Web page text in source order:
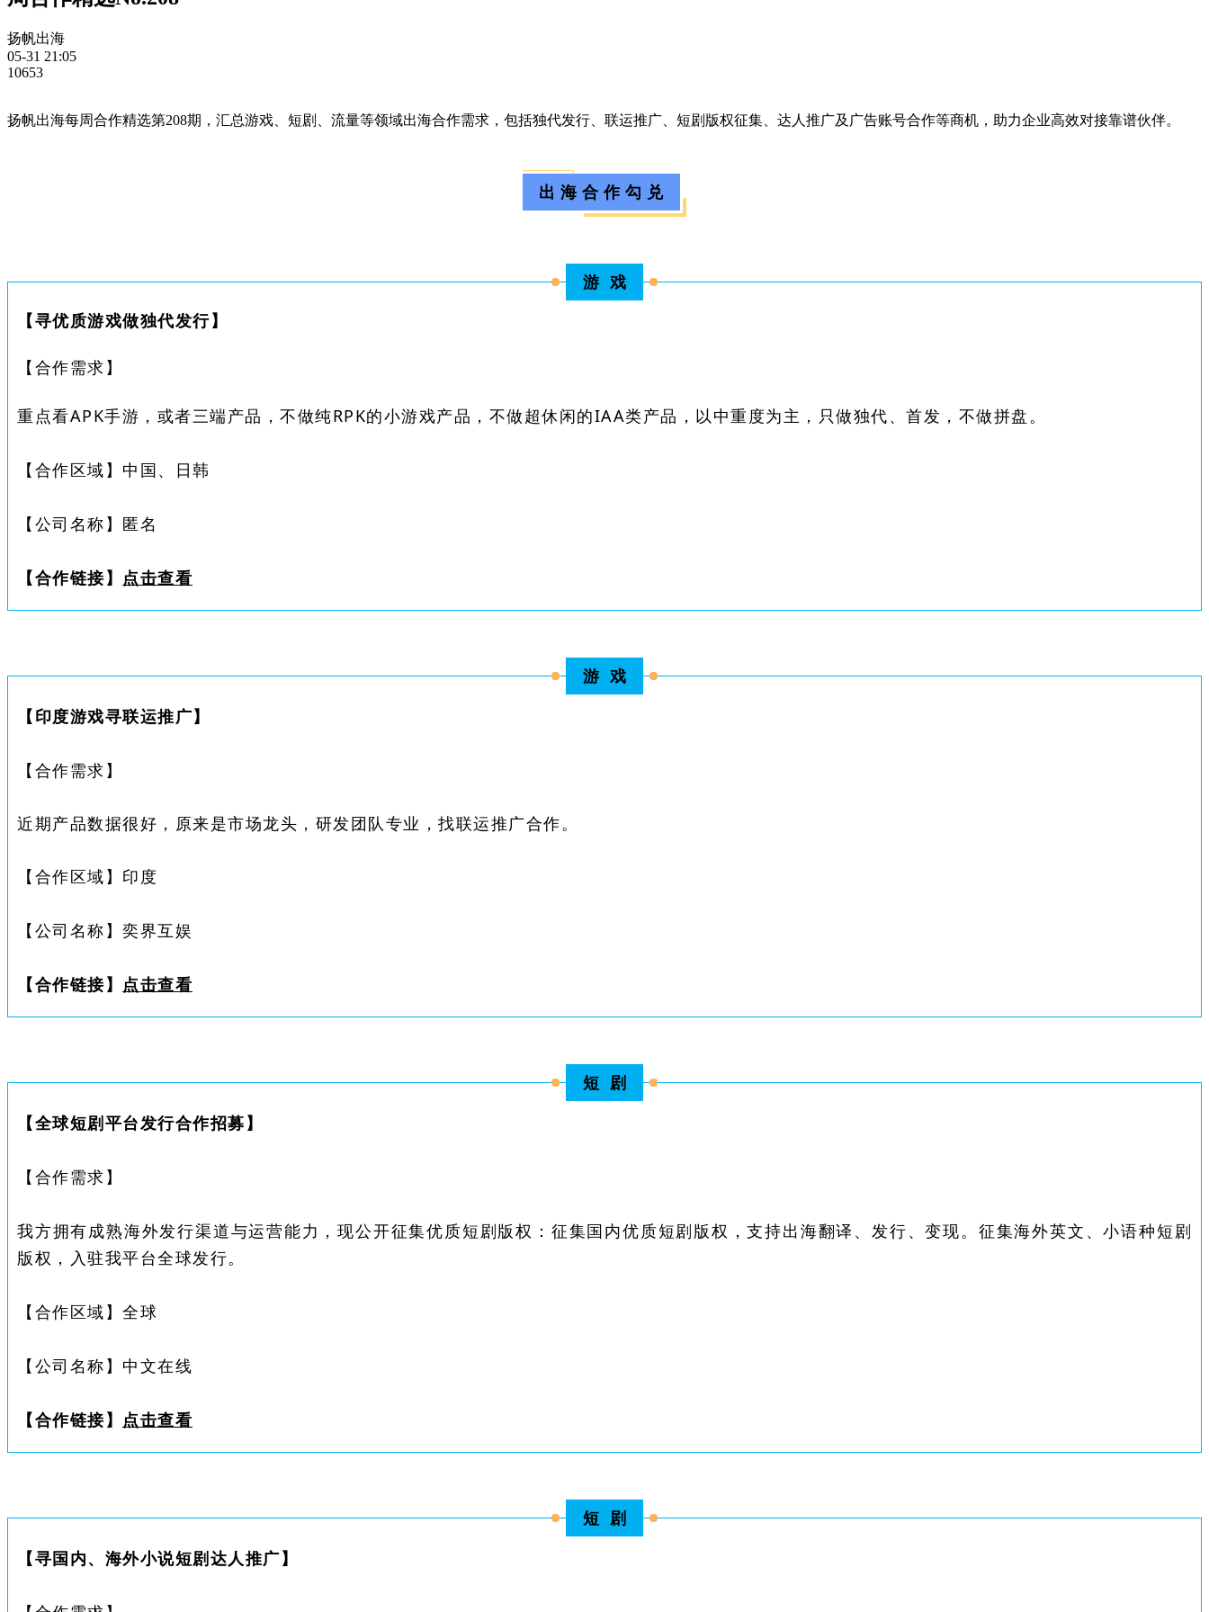
扬帆出海
05-31 21:05
10653
扬帆出海每周合作精选第208期，汇总游戏、短剧、流量等领域出海合作需求，包括独代发行、联运推广、短剧版权征集、达人推广及广告账号合作等商机，助力企业高效对接靠谱伙伴。
出 海 合 作 勾 兑
游 戏
【寻优质游戏做独代发行】
【合作需求】
重点看APK手游，或者三端产品，不做纯RPK的小游戏产品，不做超休闲的IAA类产品，以中重度为主，只做独代、首发，不做拼盘。
【合作区域】 中国、日韩
【公司名称】 匿名
【合作链接】 点击查看
游 戏
【印度游戏寻联运推广】
【合作需求】
近期产品数据很好，原来是市场龙头，研发团队专业，找联运推广合作。
【合作区域】 印度
【公司名称】 奕界互娱
【合作链接】 点击查看
短 剧
【全球短剧平台发行合作招募】
【合作需求】
我方拥有成熟海外发行渠道与运营能力，现公开征集优质短剧版权：征集国内优质短剧版权，支持出海翻译、发行、变现。征集海外英文、小语种短剧
版权，入驻我平台全球发行。
【合作区域】 全球
【公司名称】 中文在线
【合作链接】 点击查看
短 剧
【寻国内、海外小说短剧达人推广】